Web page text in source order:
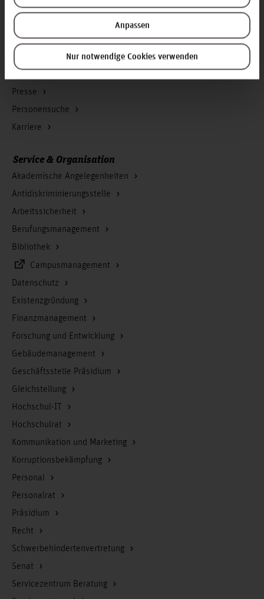
Anpassen
Nur notwendige Cookies verwenden
Infos zur Hochschule
Kontakt und Anreise
Presse
Personensuche
Karriere
Service & Organisation
Akademische Angelegenheiten
Antidiskriminierungsstelle
Arbeitssicherheit
Berufungsmanagement
Bibliothek
Campusmanagement
Datenschutz
Existenzgründung
Finanzmanagement
Forschung und Entwicklung
Gebäudemanagement
Geschäftsstelle Präsidium
Gleichstellung
Hochschul-IT
Hochschulrat
Kommunikation und Marketing
Korruptionsbekämpfung
Personal
Personalrat
Präsidium
Recht
Schwerbehindertenvertretung
Senat
Servicezentrum Beratung